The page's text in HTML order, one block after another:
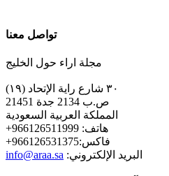
تواصل معنا
مجلة اراء حول الخليج
٣٠ شارع راية الإتحاد (١٩)
ص.ب 2134 جدة 21451
المملكة العربية السعودية
+هاتف: 966126511999
+فاكس:966126531375
info@araa.sa :البريد الإلكتروني